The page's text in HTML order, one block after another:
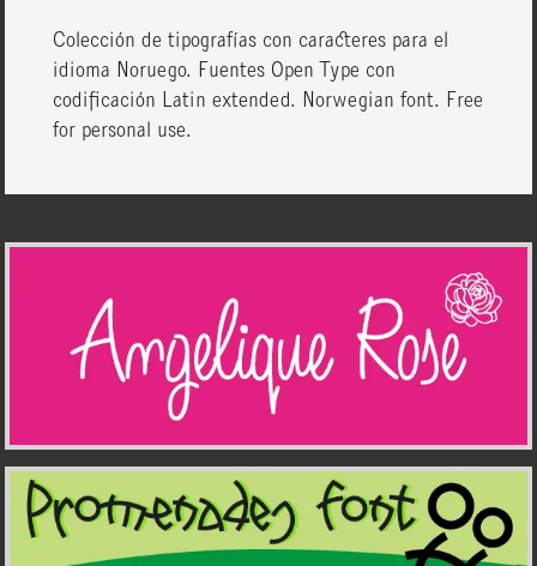
Colección de tipografías con caracteres para el
idioma Noruego. Fuentes Open Type con
codificación Latin extended. Norwegian font. Free
for personal use.